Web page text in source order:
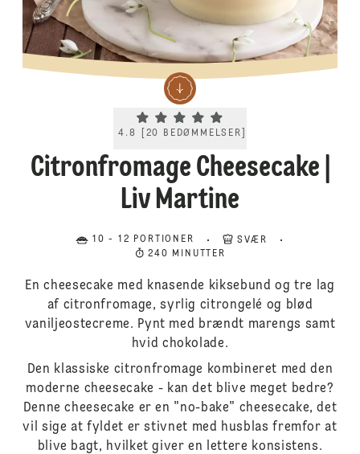
Current rating 4.8. Click to rate.
4.8 20 BEDØMMELSER
Citronfromage Cheesecake |
Liv Martine
10 - 12 PORTIONER
SVÆR
240 MINUTTER
En cheesecake med knasende kiksebund og tre lag
af citronfromage, syrlig citrongelé og blød
vaniljeostecreme. Pynt med brændt marengs samt
hvid chokolade.
Den klassiske citronfromage kombineret med den
moderne cheesecake - kan det blive meget bedre?
Denne cheesecake er en "no-bake" cheesecake, det
vil sige at fyldet er stivnet med husblas fremfor at
blive bagt, hvilket giver en lettere konsistens.